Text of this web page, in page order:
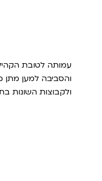
עמותה לטובת
והסביבה למען מתן
ולקבוצות השונות